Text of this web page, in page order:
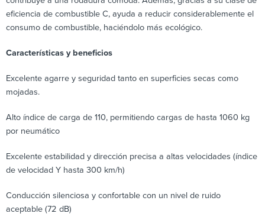
eficiencia de combustible C, ayuda a reducir considerablemente el
consumo de combustible, haciéndolo más ecológico.
Características y beneficios
Excelente agarre y seguridad tanto en superficies secas como
mojadas.
Alto índice de carga de 110, permitiendo cargas de hasta 1060 kg
por neumático
Excelente estabilidad y dirección precisa a altas velocidades (índice
de velocidad Y hasta 300 km/h)
Conducción silenciosa y confortable con un nivel de ruido
aceptable (72 dB)